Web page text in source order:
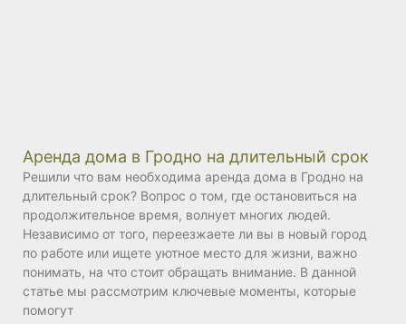
Аренда дома в Гродно на длительный срок
Решили что вам необходима аренда дома в Гродно на
длительный срок? Вопрос о том, где остановиться на
продолжительное время, волнует многих людей.
Независимо от того, переезжаете ли вы в новый город
по работе или ищете уютное место для жизни, важно
понимать, на что стоит обращать внимание. В данной
статье мы рассмотрим ключевые моменты, которые
помогут